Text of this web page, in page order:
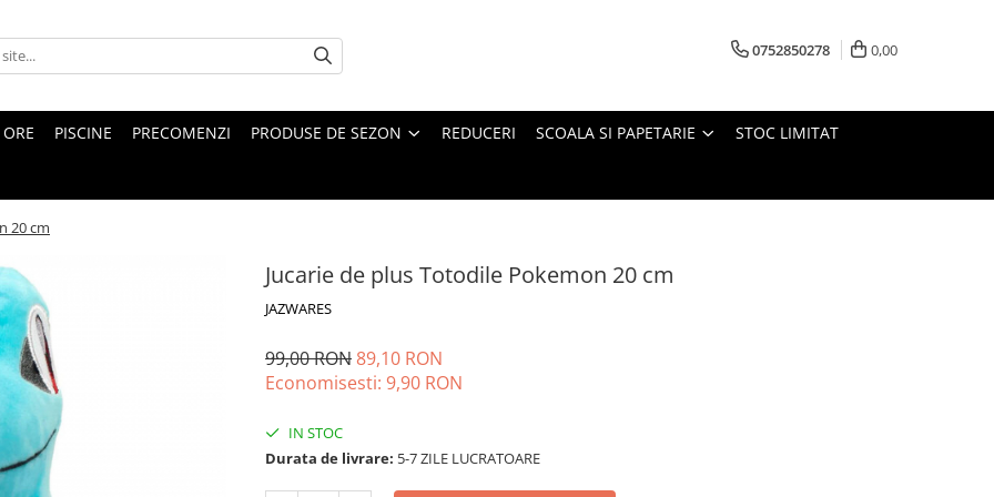
0752850278 0,00
PISCINE PRECOMENZI PRODUSE DE SEZON REDUCERI SCOALA SI PAPETARIE STOC LIMITAT
20 cm
Jucarie de plus Totodile Pokemon 20 cm
JAZWARES
99,00 RON89,10 RON
Economisesti: 9,90 RON
IN STOC
Durata de livrare: 5-7 ZILE LUCRATOARE